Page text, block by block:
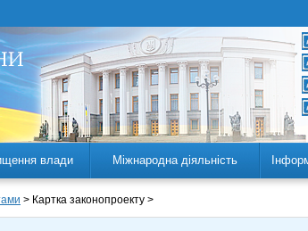
влади Міжнародна діяльність
> Картка законопроекту >